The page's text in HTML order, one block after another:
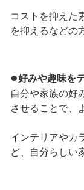
コストを抑えた
を抑えるなどの
●好みや趣味を
自分や家族の好
させることで、
インテリアやカ
ど、自分らしい